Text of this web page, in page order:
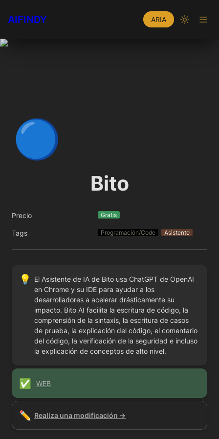
AIFINDY ARIA
🔵
Bito
Precio Gratis
Tags Programación/Code Asistente
💡
El Asistente de IA de Bito usa ChatGPT de OpenAI
en Chrome y su IDE para ayudar a los
desarrolladores a acelerar drásticamente su
impacto. Bito AI facilita la escritura de código, la
comprensión de la sintaxis, la escritura de casos
de prueba, la explicación del código, el comentario
del código, la verificación de la seguridad e incluso
la explicación de conceptos de alto nivel.
✅ WEB
✏️ Realiza una modificación →